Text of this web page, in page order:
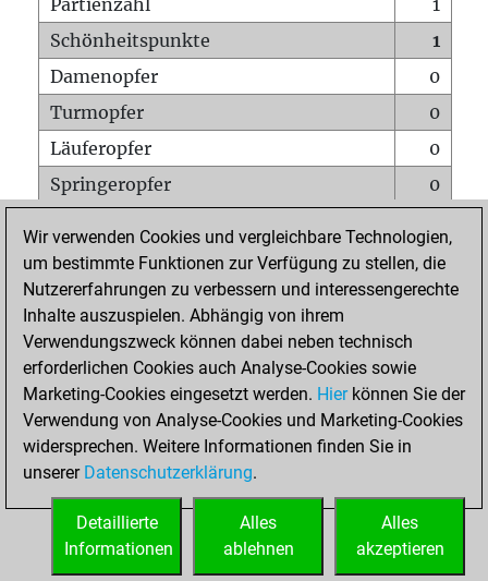
Partienzahl
1
Schönheitspunkte
1
Damenopfer
0
Turmopfer
0
Läuferopfer
0
Springeropfer
0
Matt auf vollem Brett
0
Bauer setzt Matt
0
Erstickte Matts
Unterverwandlungen
Türme auf der siebten
0
STARTSEITE
Wir verwenden Cookies und vergleichbare Technologien,
um bestimmte Funktionen zur Verfügung zu stellen, die
Nutzererfahrungen zu verbessern und interessengerechte
Inhalte auszuspielen. Abhängig von ihrem
Verwendungszweck können dabei neben technisch
erforderlichen Cookies auch Analyse-Cookies sowie
Marketing-Cookies eingesetzt werden. Hierkönnen Sie der
Verwendung von Analyse-Cookies und Marketing-Cookies
widersprechen. Weitere Informationen finden Sie in
unserer Datenschutzerklärung.
Alles
akzeptieren
Alles
ablehnen
Detaillierte
Informationen